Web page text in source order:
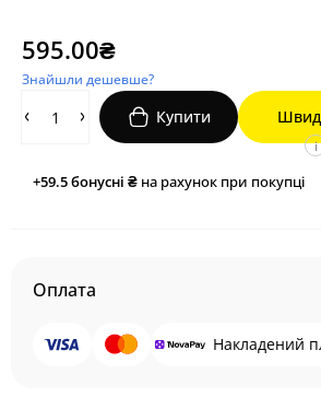
595.00₴
Знайшли дешевше?
Купити
+59.5бонусні ₴ на рахунок при покупці
i
Оплата
Накладений